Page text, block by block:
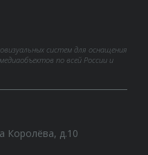
систем для оснащения
по всей России и
Королёва, д.10